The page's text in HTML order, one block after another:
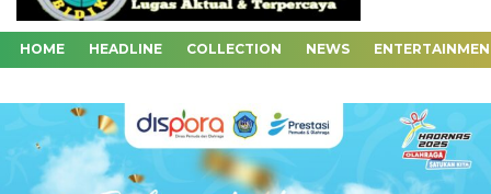
HOME HEADLINE COLLECTION NEWS